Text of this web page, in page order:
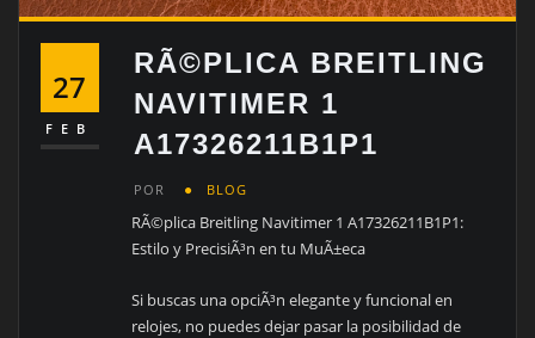
27
FEB
RÃ©PLICA BREITLING
NAVITIMER 1
A17326211B1P1
POR BLOG
RÃ©plica Breitling Navitimer 1 A17326211B1P1:
Estilo y PrecisiÃ³n en tu MuÃ±eca
Si buscas una opciÃ³n elegante y funcional en
relojes, no puedes dejar pasar la posibilidad de